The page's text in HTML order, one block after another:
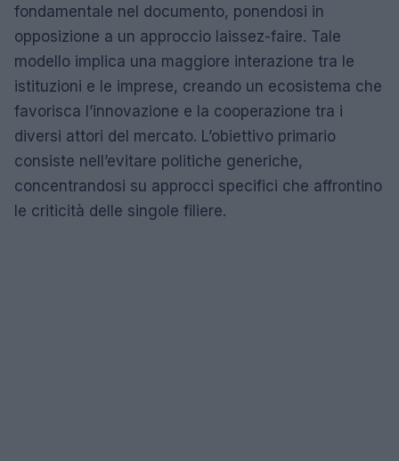
fondamentale nel documento, ponendosi in
opposizione a un approccio laissez-faire. Tale
modello implica una maggiore interazione tra le
istituzioni e le imprese, creando un ecosistema che
favorisca l’innovazione e la cooperazione tra i
diversi attori del mercato. L’obiettivo primario
consiste nell’evitare politiche generiche,
concentrandosi su approcci specifici che affrontino
le criticità delle singole filiere.